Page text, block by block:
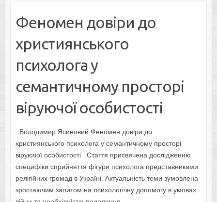
Феномен довіри до
християнського
психолога у
семантичному просторі
віруючої особистості
Володимир Ясиновий Феномен довіри до
християнського психолога у семантичному просторі
віруючої особистості Стаття присвячена дослідженню
специфіки сприйняття фігури психолога представниками
релігійних громад в Україні. Актуальність теми зумовлена
зростаючим запитом на психологічну допомогу в умовах